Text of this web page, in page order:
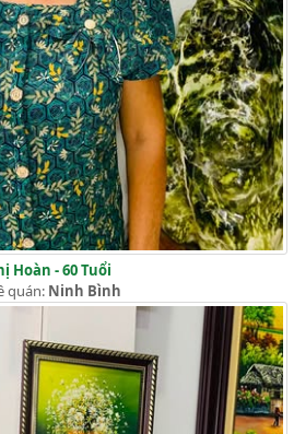
Hoàn - 60 Tuổi
quán: Ninh Bình